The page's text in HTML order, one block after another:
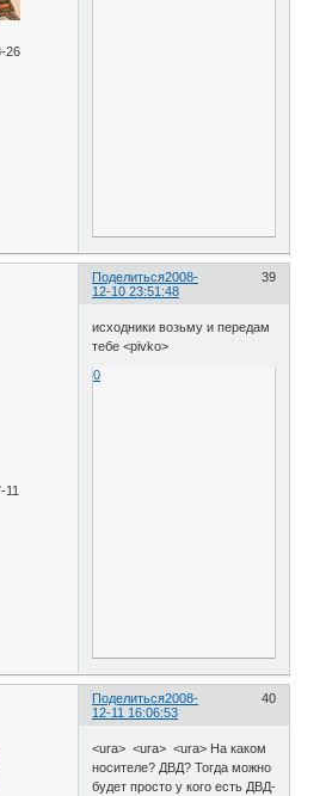
26
Поделиться 39
2008-
12-10 23:51:48
11
исходники возьму и передам
тебе <pivko>
0
Поделиться 40
2008-
12-11 16:06:53
<ura> <ura> <ura> На каком
носителе? ДВД? Тогда можно
будет просто у кого есть ДВД-